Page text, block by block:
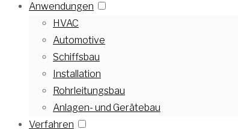
Anwendungen
HVAC
Automotive
Schiffsbau
Installation
Rohrleitungsbau
Anlagen- und Gerätebau
Verfahren